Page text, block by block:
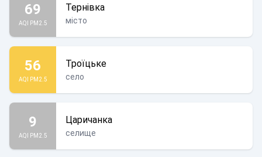
69
AQI PM2.5
Тернівка
місто
56
AQI PM2.5
Троїцьке
село
9
AQI PM2.5
Царичанка
селище